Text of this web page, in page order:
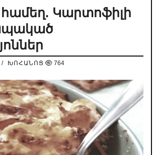
համեղ. Կարտոֆիլի
/ ԽՈՀԱՆՈՑ 764